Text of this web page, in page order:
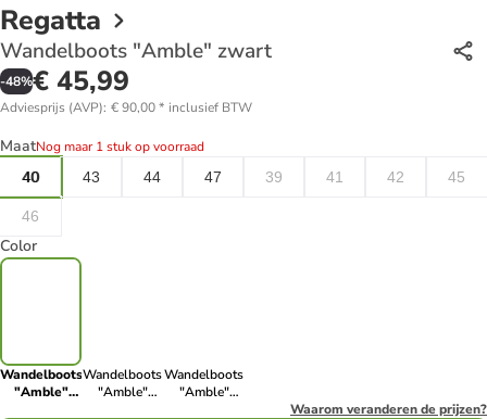
Regatta
Wandelboots "Amble" zwart
-48%€ 45,99
Adviesprijs (AVP): € 90,00* inclusief BTW
MaatNog maar 1 stuk op voorraad
40
43 44 47 39 41 42 45
46
Color
Wandelboots
"Amble"
Wandelboots
"Amble"
Wandelboots
"Amble"
Waarom veranderen de prijzen?